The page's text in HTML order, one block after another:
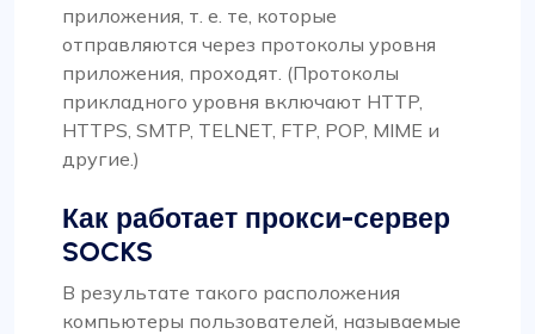
приложения, т. е. те, которые
отправляются через протоколы уровня
приложения, проходят. (Протоколы
прикладного уровня включают HTTP,
HTTPS, SMTP, TELNET, FTP, POP, MIME и
другие.)
Как работает прокси-сервер
SOCKS
В результате такого расположения
компьютеры пользователей, называемые